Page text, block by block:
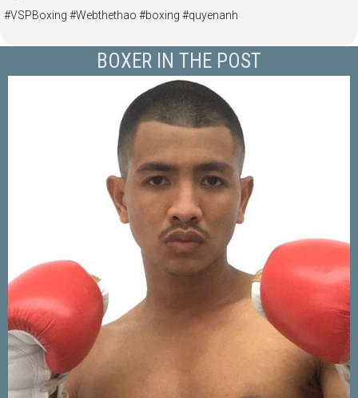
#VSPBoxing #Webthethao #boxing #quyenanh
BOXER IN THE POST